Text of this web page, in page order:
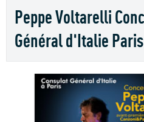
Peppe Voltarelli
Général d'Italie